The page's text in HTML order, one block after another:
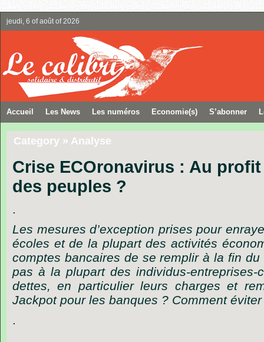
jeudi, 6 of août of 2026
Accueil Les News Les numéros Economie(s) S’abonner
Category » Analyse
Crise ECOronavirus : Au
des peuples ?
.
Les mesures d’exception prises pour
écoles et de la plupart des activités
comptes bancaires de se remplir à la fin
pas à la plupart des individus-entreprises-
dettes, en particulier leurs charges et
Jackpot pour les banques ? Comment
.